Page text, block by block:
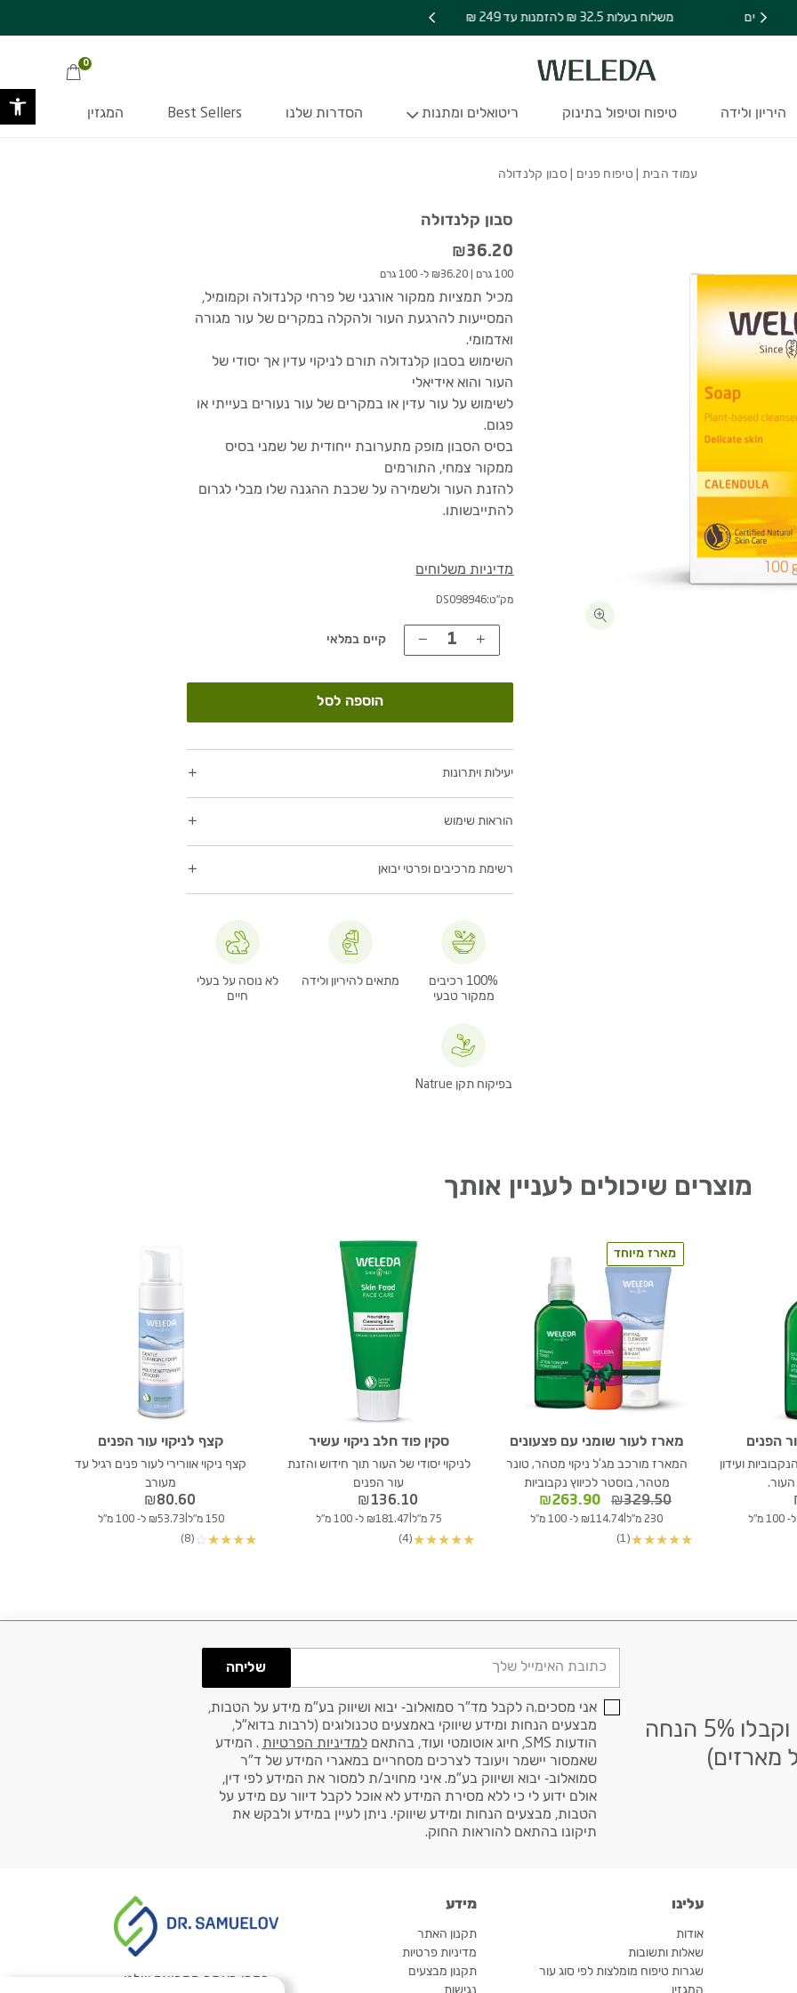
משלוח בעלות 32.5 ₪ להזמנות עד 249 ₪
0
היריון ולידה טיפוח וטיפול בתינוק ריטואלים ומתנות הסדרות שלנו Best Sellers המגזין
עמוד הבית טיפוח פנים | סבון קלנדולה
סבון קלנדולה
₪36.20
100 גרם ₪36.20 ל- 100 גרם
מכיל תמציות ממקור אורגני של פרחי קלנדולה וקמומיל,
המסייעות להרגעת העור ולהקלה במקרים של עור מגורה
ואדמומי.
השימוש בסבון קלנדולה תורם לניקוי עדין אך יסודי של
העור והוא אידיאלי
לשימוש על עור עדין או במקרים של עור נעורים בעייתי או
פגום.
בסיס הסבון מופק מתערובת ייחודית של שמני בסיס
ממקור צמחי, התורמים
להזנת העור ולשמירה על שכבת ההגנה שלו מבלי לגרום
להתייבשותו.
מדיניות משלוחים
מק"ט:DS098946
קיים במלאי
הוספה לסל
מידע נוסף על המוצר
יעילות ויתרונות
הוראות שימוש
רשימת מרכיבים ופרטי יבואן
נתוני תכונות המוצר
100% רכיבים
ממקור טבעי
מתאים להיריון ולידה
לא נוסה על בעלי
חיים
בפיקוח תקן Natrue
מוצרים שיכולים לעניין אותך
הפנים
ועידון
מארז מיוחד
מארז לעור שומני עם פצעונים
המארז מורכב מג'ל ניקוי מטהר, טונר
מטהר, בוסטר לכיווץ נקבוביות
₪329.50
המחיר
המקורי
₪263.90
הנוכחי
230 מ"ל ₪114.74 ל- 100 מ"ל
★
★
★
★
★
(1)
סקין פוד חלב ניקוי עשיר
לניקוי יסודי של העור תוך חידוש והזנת
עור הפנים
₪136.10
75 מ"ל ₪181.47 ל- 100 מ"ל
★
★
★
★
★
(4)
קצף לניקוי עור הפנים
קצף ניקוי אוורירי לעור פנים רגיל עד
מעורב
₪80.60
150 מ"ל ₪53.73 ל- 100 מ"ל
★
★
★
★
☆
(8)
הרשמו לניוזלטר שלנו וקבלו 5% הנחה
מארזים)
שליחה
אני מסכים.ה לקבל מד"ר סמואלוב- יבוא ושיווק בע"מ מידע על הטבות,
מבצעים הנחות ומידע שיווקי באמצעים טכנולוגים (לרבות בדוא"ל,
הודעות SMS, חיוג אוטומטי ועוד, בהתאם
למדיניות הפרטיות . המידע
שאמסור יישמר ויעובד לצרכים מסחריים במאגרי המידע של ד"ר
סמואלוב- יבוא ושיווק בע"מ. איני מחויב/ת למסור את המידע לפי דין,
אולם ידוע לי כי ללא מסירת המידע לא אוכל לקבל דיוור עם מידע על
הטבות, מבצעים הנחות ומידע שיווקי. ניתן לעיין במידע ולבקש את
תיקונו בהתאם להוראות החוק.
עלינו
אודות
שאלות ותשובות
שגרות טיפוח מומלצות לפי סוג עור
המגזין
מידע
תקנון האתר
מדיניות פרטיות
תקנון מבצעים
נגישות
בקרו באתר הקבוצה שלנו